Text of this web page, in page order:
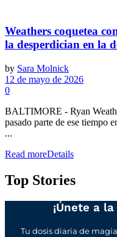
Weathers coquetea
la desperdician en la
by Sara Molnick
12 de mayo de 2026
0
BALTIMORE - Ryan
pasado parte de ese tiempo
...
Read moreDetails
Top Stories
¡Únete a
Tu dosis diaria de